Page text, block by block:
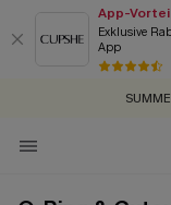
App-
Exklusive
App
GRATIS
ZUM